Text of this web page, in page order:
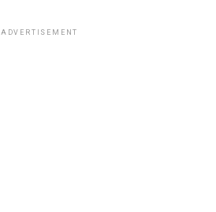
ADVERTISEMENT